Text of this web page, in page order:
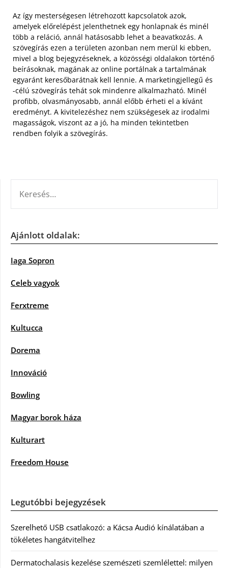
Az így mesterségesen létrehozott kapcsolatok azok,
amelyek előrelépést jelenthetnek egy honlapnak és minél
több a reláció, annál hatásosabb lehet a beavatkozás. A
szövegírás ezen a területen azonban nem merül ki ebben,
mivel a blog bejegyzéseknek, a közösségi oldalakon történő
beírásoknak, magának az online portálnak a tartalmának
egyaránt keresőbarátnak kell lennie. A marketingjellegű és
-célú szövegírás tehát sok mindenre alkalmazható. Minél
profibb, olvasmányosabb, annál előbb érheti el a kívánt
eredményt. A kivitelezéshez nem szükségesek az irodalmi
magasságok, viszont az a jó, ha minden tekintetben
rendben folyik a szövegírás.
Ajánlott oldalak:
Iaga Sopron
Celeb vagyok
Ferxtreme
Kultucca
Dorema
Innováció
Bowling
Magyar borok háza
Kulturart
Freedom House
Legutóbbi bejegyzések
Szerelhető USB csatlakozó: a Kácsa Audió kínálatában a
tökéletes hangátvitelhez
Dermatochalasis kezelése szemészeti szemlélettel: milyen